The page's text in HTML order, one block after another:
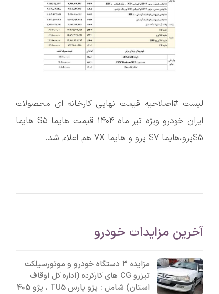
لیست #اصلاحیه قیمت نهایی کارخانه ای محصولات
ایران خودرو ویژه تیر ماه ۱۴۰۴ قیمت هایما S۵ هایما
S5پرو،هایما S7 پرو و هایما 7X هم اعلام شد.
آخرین مزایدات خودرو
مزایده 3 دستگاه خودرو و موتورسیلکت
تیزرو CG های کارکرده (اداره کل اوقاف
استان) شامل : پژو پارس TU5 ، پژو 405